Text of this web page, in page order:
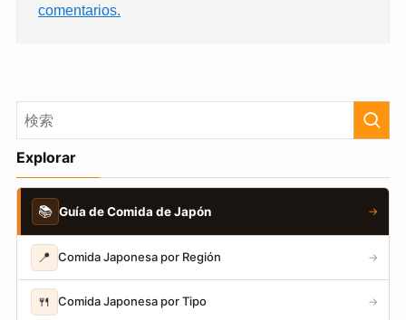
comentarios.
Explorar
📚 Guía de Comida de Japón →
📍 Comida Japonesa por Región →
🍴 Comida Japonesa por Tipo →